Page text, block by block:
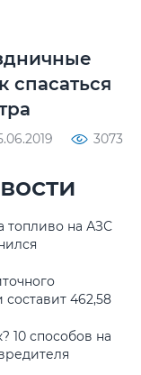
спасаться
3073
топливо на АЗС
462,58
10 способов на